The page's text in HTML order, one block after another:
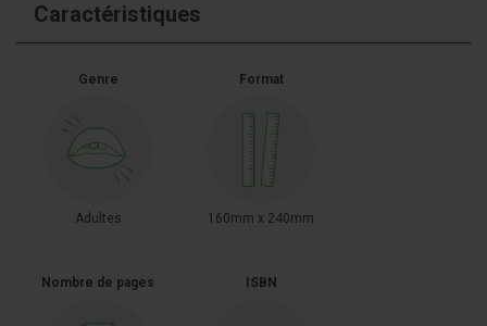
Caractéristiques
Genre
Adultes
Format
160mm x 240mm
Nombre de pages ISBN